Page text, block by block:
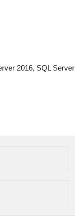
2016, SQL Server